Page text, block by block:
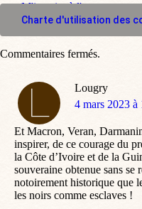
M'inscrire à l'espace
Charte d'utilisation des
Lougry
dit
4 mars 2023
Et Macron, Veran,
inspirer, de ce courage du
la Côte d’Ivoire et de la
souveraine obtenue sans se
notoirement historique que
les noirs comme esclaves !
Commentaires fermés.